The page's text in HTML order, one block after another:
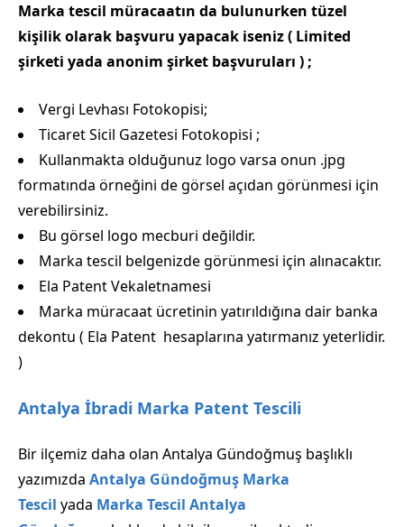
Marka tescil müracaatın da bulunurken tüzel
kişilik olarak başvuru yapacak iseniz ( Limited
şirketi yada anonim şirket başvuruları ) ;
Vergi Levhası Fotokopisi;
Ticaret Sicil Gazetesi Fotokopisi ;
Kullanmakta olduğunuz logo varsa onun .jpg
formatında örneğini de görsel açıdan görünmesi için
verebilirsiniz.
Bu görsel logo mecburi değildir.
Marka tescil belgenizde görünmesi için alınacaktır.
Ela Patent Vekaletnamesi
Marka müracaat ücretinin yatırıldığına dair banka
dekontu ( Ela Patent hesaplarına yatırmanız yeterlidir.
)
Antalya İbradi Marka Patent Tescili
Bir ilçemiz daha olan Antalya Gündoğmuş başlıklı
yazımızda Antalya Gündoğmuş Marka
Tescil yada Marka Tescil Antalya